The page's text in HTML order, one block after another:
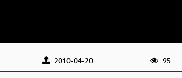
2010-04-20 95